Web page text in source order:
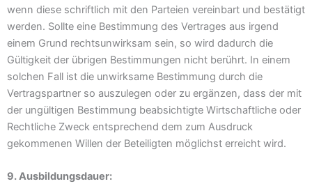
wenn diese schriftlich mit den Parteien vereinbart und bestätigt
werden. Sollte eine Bestimmung des Vertrages aus irgend
einem Grund rechtsunwirksam sein, so wird dadurch die
Gültigkeit der übrigen Bestimmungen nicht berührt. In einem
solchen Fall ist die unwirksame Bestimmung durch die
Vertragspartner so auszulegen oder zu ergänzen, dass der mit
der ungültigen Bestimmung beabsichtigte Wirtschaftliche oder
Rechtliche Zweck entsprechend dem zum Ausdruck
gekommenen Willen der Beteiligten möglichst erreicht wird.
9. Ausbildungsdauer: